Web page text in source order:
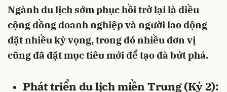
Ngành du lịch sớm phục hồi trở lại là điều
cộng đồng doanh nghiệp và người lao động
đặt nhiều kỳ vọng, trong đó nhiều đơn vị
cũng đã đặt mục tiêu mới để tạo đà bứt phá.
Phát triển du lịch miền Trung (Kỳ 2):
Hủy